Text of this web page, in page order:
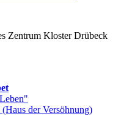
Zentrum Kloster Drübeck
der Versöhnung)